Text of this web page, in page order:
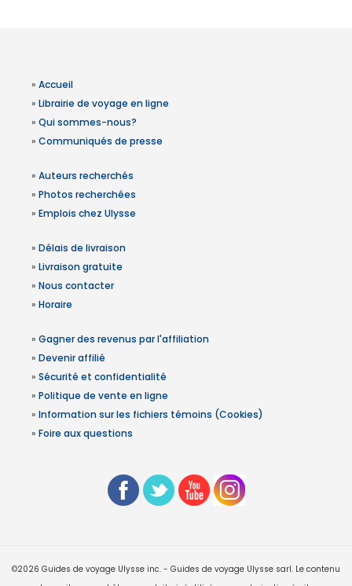
» Accueil
» Librairie de voyage en ligne
» Qui sommes-nous?
» Communiqués de presse
» Auteurs recherchés
» Photos recherchées
» Emplois chez Ulysse
» Délais de livraison
» Livraison gratuite
» Nous contacter
» Horaire
» Gagner des revenus par l'affiliation
» Devenir affilié
» Sécurité et confidentialité
» Politique de vente en ligne
» Information sur les fichiers témoins (Cookies)
» Foire aux questions
©2026 Guides de voyage Ulysse inc. - Guides de voyage Ulysse sarl. Le contenu